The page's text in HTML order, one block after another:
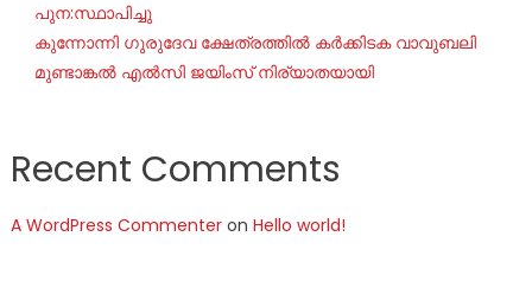
പുന:സ്ഥാപിച്ചു
കുന്നോന്നി ഗുരുദേവ ക്ഷേത്രത്തിൽ കർക്കിടക വാവുബലി
മുണ്ടാങ്കൽ എൽസി ജയിംസ് നിര്യാതയായി
Recent Comments
A WordPress Commenteron Hello world!